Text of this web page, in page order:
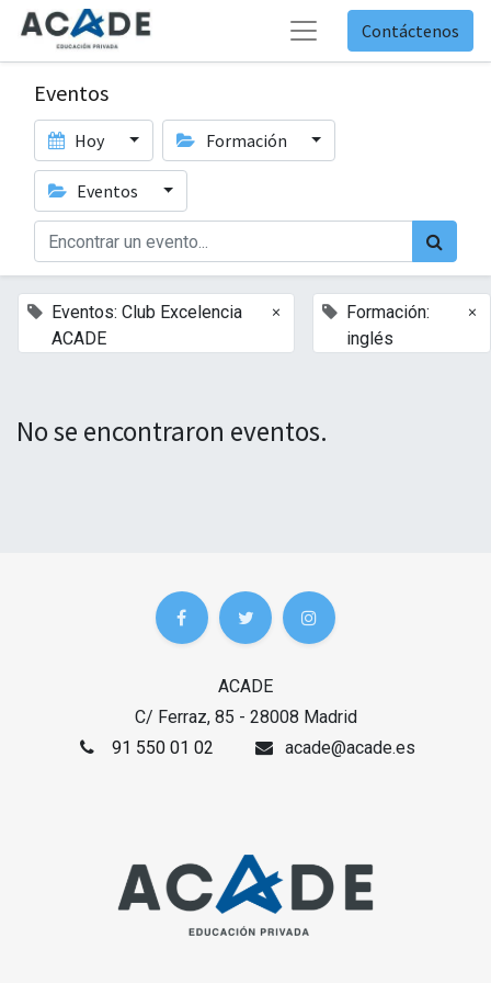
Contáctenos
Eventos
Hoy Formación
Eventos
Eventos: Club Excelencia
ACADE
×
Formación:
inglés
×
No se encontraron eventos.
ACADE
C/ Ferraz, 85 - 28008 Madrid
91 550 01 02
acade@acade.es